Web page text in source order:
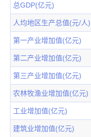
总GDP(亿元)
人均地区生产总值(元/人)
第一产业增加值(亿元)
第二产业增加值(亿元)
第三产业增加值(亿元)
农林牧渔业增加值(亿元)
工业增加值(亿元)
建筑业增加值(亿元)